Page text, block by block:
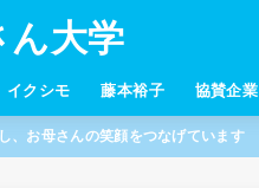
ん大学
イクシモ 藤本裕子 協賛企業
、お母さんの笑顔をつなげています